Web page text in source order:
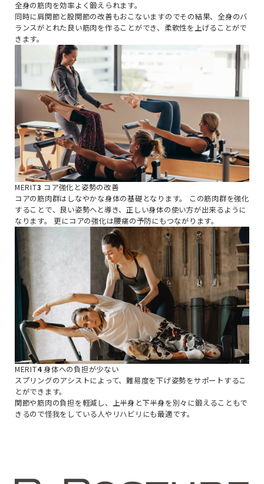
全身の筋肉を効率よく鍛えられます。
同時に肩関節と股関節の改善もおこないますのでその結果、全身のバ
ランスがとれた良い筋肉を作ることができ、柔軟性を上げることがで
きます。
MERIT3 コア強化と姿勢の改善
コアの筋肉群はしなやかな身体の基礎となります。
この筋肉群を強化
することで、良い姿勢へと導き、正しい身体の使い方が出来るように
なります。
更にコアの強化は腰痛の予防にもつながります。
MERIT4 身体への負担が少ない
スプリングのアシストによって、難易度を下げ姿勢をサポートするこ
とができます。
関節や筋肉の負担を軽減し、上半身と下半身を別々に鍛えることもで
きるので怪我をしている人やリハビリにも最適です。